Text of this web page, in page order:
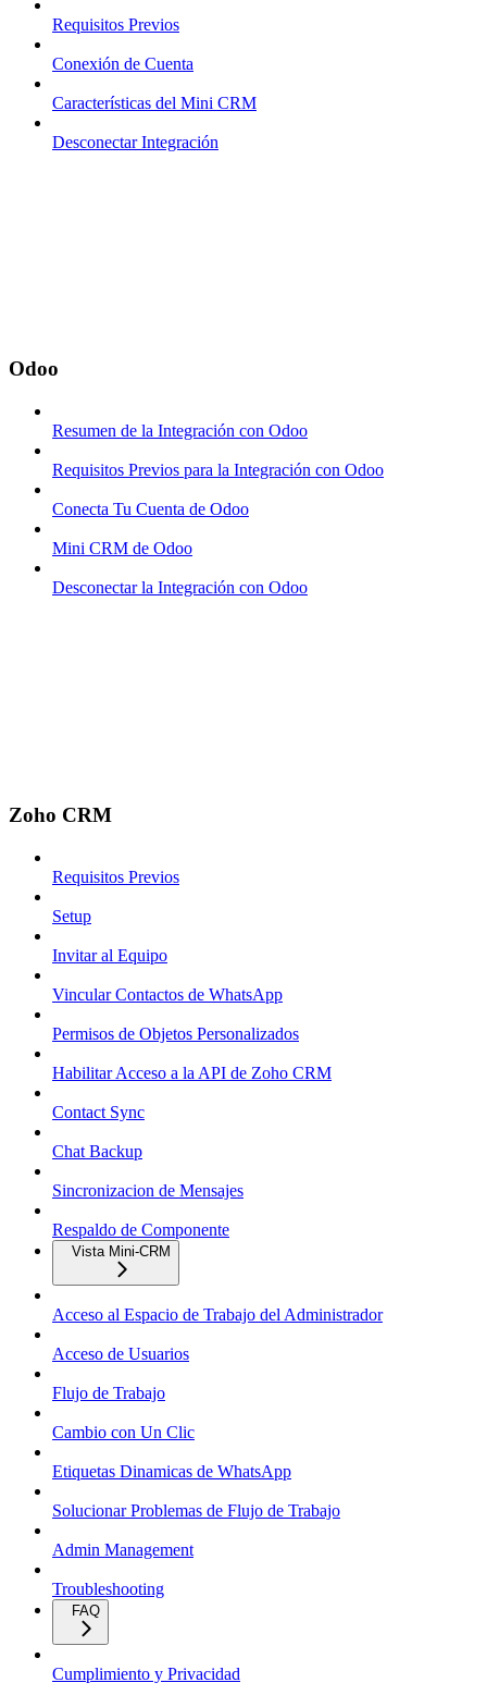
Requisitos Previos
Conexión de Cuenta
Características del Mini CRM
Desconectar Integración
Odoo
Resumen de la Integración con Odoo
Requisitos Previos para la Integración con Odoo
Conecta Tu Cuenta de Odoo
Mini CRM de Odoo
Desconectar la Integración con Odoo
Zoho CRM
Requisitos Previos
Setup
Invitar al Equipo
Vincular Contactos de WhatsApp
Permisos de Objetos Personalizados
Habilitar Acceso a la API de Zoho CRM
Contact Sync
Chat Backup
Sincronizacion de Mensajes
Respaldo de Componente
Vista Mini-CRM
Acceso al Espacio de Trabajo del Administrador
Acceso de Usuarios
Flujo de Trabajo
Cambio con Un Clic
Etiquetas Dinamicas de WhatsApp
Solucionar Problemas de Flujo de Trabajo
Admin Management
Troubleshooting
FAQ
Cumplimiento y Privacidad